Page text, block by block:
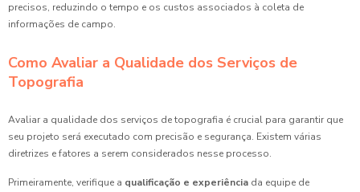
precisos, reduzindo o tempo e os custos associados à coleta de
informações de campo.
Como Avaliar a Qualidade dos Serviços de
Topografia
Avaliar a qualidade dos serviços de topografia é crucial para garantir que
seu projeto será executado com precisão e segurança. Existem várias
diretrizes e fatores a serem considerados nesse processo.
Primeiramente, verifique a qualificação e experiência da equipe de